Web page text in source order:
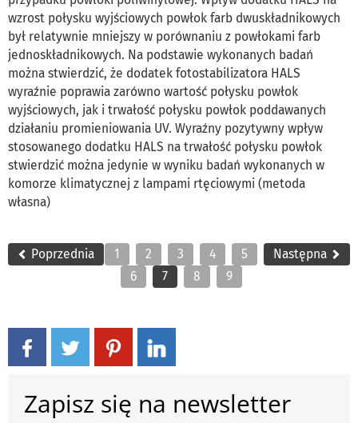
wzrost połysku wyjściowych powłok farb dwuskładnikowych
był relatywnie mniejszy w porównaniu z powłokami farb
jednoskładnikowych. Na podstawie wykonanych badań
można stwierdzić, że dodatek fotostabilizatora HALS
wyraźnie poprawia zarówno wartość połysku powłok
wyjściowych, jak i trwałość połysku powłok poddawanych
działaniu promieniowania UV. Wyraźny pozytywny wpływ
stosowanego dodatku HALS na trwałość połysku powłok
stwierdzić można jedynie w wyniku badań wykonanych w
komorze klimatycznej z lampami rtęciowymi (metoda
własna)
Poprzednia 1 2 3 4
5
6
7 8 9
Następna
Zapisz się na newsletter